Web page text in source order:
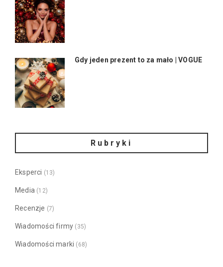
Gdy jeden prezent to za mało | VOGUE
Rubryki
Eksperci (13)
Media (12)
Recenzje (7)
Wiadomości firmy (35)
Wiadomości marki (68)